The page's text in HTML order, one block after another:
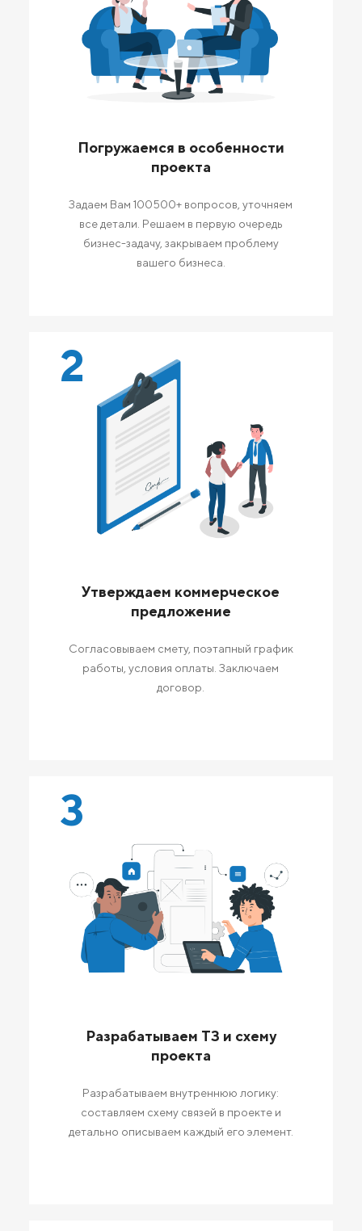
Погружаемся в особенности
проекта
Задаем Вам 100500+ вопросов, уточняем
все детали. Решаем в первую очередь
бизнес-задачу, закрываем проблему
вашего бизнеса.
2
Утверждаем коммерческое
предложение
Согласовываем смету, поэтапный график
работы, условия оплаты. Заключаем
договор.
3
Разрабатываем ТЗ и схему
проекта
Разрабатываем внутреннюю логику:
составляем схему связей в проекте и
детально описываем каждый его элемент.